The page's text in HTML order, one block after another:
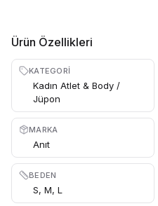
Ürün Özellikleri
KATEGORI
Kadın Atlet & Body /
Jüpon
MARKA
Anıt
BEDEN
S, M, L